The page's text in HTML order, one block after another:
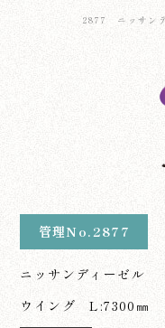
2877 ニッサン
管理No.2877
ニッサンディーゼル
ウイング L:7300㎜